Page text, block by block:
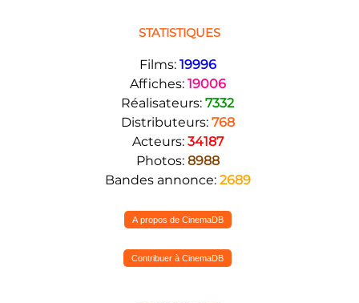
STATISTIQUES
Films: 19996
Affiches: 19006
Réalisateurs: 7332
Distributeurs: 768
Acteurs: 34187
Photos: 8988
Bandes annonce: 2689
A propos de CinemaDB
Contribuer à CinemaDB